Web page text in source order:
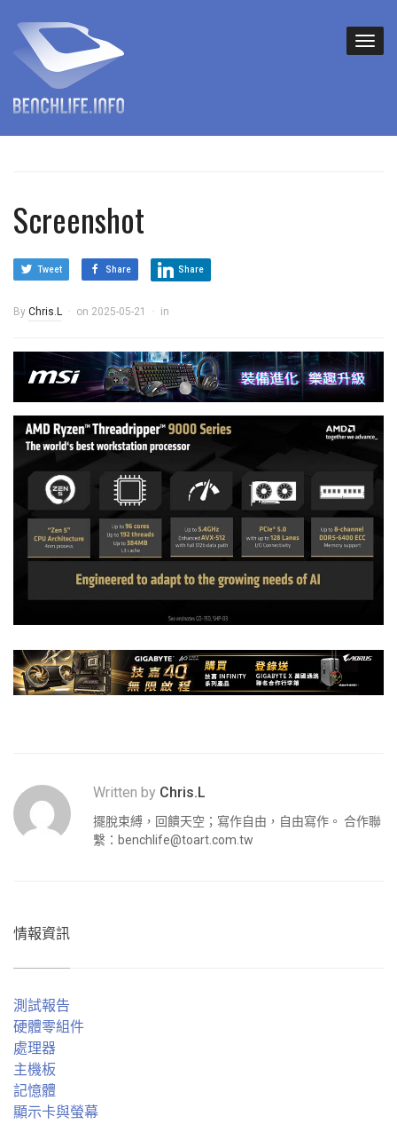
Screenshot
Tweet Share Share
By Chris.L on 2025-05-21 in
Written by Chris.L
擺脫束縛，回饋天空；寫作自由，自由寫作。 合作聯
繫： benchlife@toart.com.tw
情報資訊
測試報告
硬體零組件
處理器
主機板
記憶體
顯示卡與螢幕